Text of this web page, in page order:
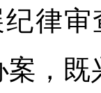
律
案，